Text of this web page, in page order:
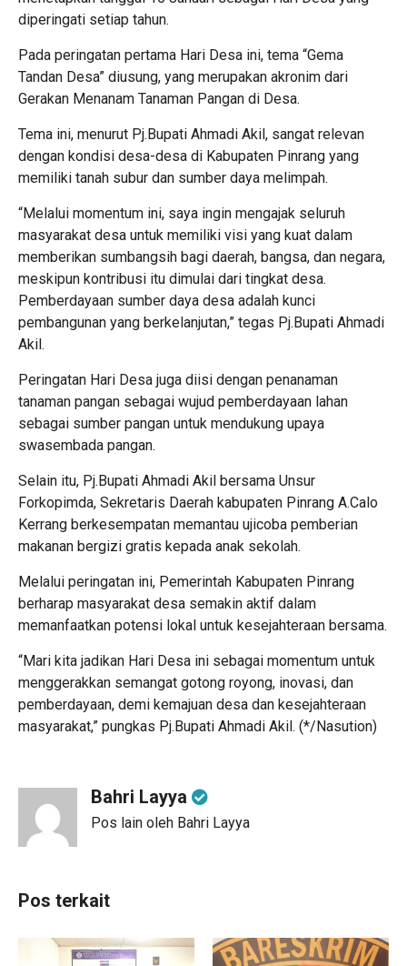
diperingati setiap tahun.
Pada peringatan pertama Hari Desa ini, tema “Gema
Tandan Desa” diusung, yang merupakan akronim dari
Gerakan Menanam Tanaman Pangan di Desa.
Tema ini, menurut Pj.Bupati Ahmadi Akil, sangat relevan
dengan kondisi desa-desa di Kabupaten Pinrang yang
memiliki tanah subur dan sumber daya melimpah.
“Melalui momentum ini, saya ingin mengajak seluruh
masyarakat desa untuk memiliki visi yang kuat dalam
memberikan sumbangsih bagi daerah, bangsa, dan negara,
meskipun kontribusi itu dimulai dari tingkat desa.
Pemberdayaan sumber daya desa adalah kunci
pembangunan yang berkelanjutan,” tegas Pj.Bupati Ahmadi
Akil.
Peringatan Hari Desa juga diisi dengan penanaman
tanaman pangan sebagai wujud pemberdayaan lahan
sebagai sumber pangan untuk mendukung upaya
swasembada pangan.
Selain itu, Pj.Bupati Ahmadi Akil bersama Unsur
Forkopimda, Sekretaris Daerah kabupaten Pinrang A.Calo
Kerrang berkesempatan memantau ujicoba pemberian
makanan bergizi gratis kepada anak sekolah.
Melalui peringatan ini, Pemerintah Kabupaten Pinrang
berharap masyarakat desa semakin aktif dalam
memanfaatkan potensi lokal untuk kesejahteraan bersama.
“Mari kita jadikan Hari Desa ini sebagai momentum untuk
menggerakkan semangat gotong royong, inovasi, dan
pemberdayaan, demi kemajuan desa dan kesejahteraan
masyarakat,” pungkas Pj.Bupati Ahmadi Akil. (*/Nasution)
Bahri Layya
Pos lain oleh Bahri Layya
Pos terkait